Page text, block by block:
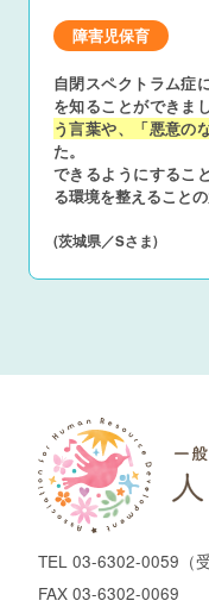
障害児保育
自閉スペクトラム症
を知ることができまし
う言葉や、「悪意の
た。
できるようにするこ
る環境を整えること
(茨城県／Sさま)
TEL 03-6302-0059
FAX 03-6302-0069